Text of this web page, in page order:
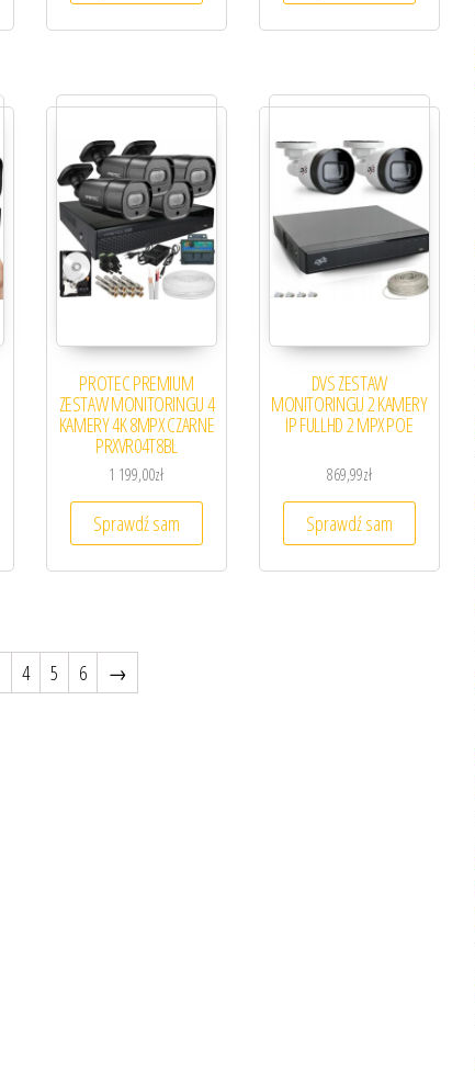
PROTEC PREMIUM
ZESTAW MONITORINGU 4
KAMERY 4K 8MPX CZARNE
PRXVR04T8BL
1 199,00zł
Sprawdź sam
DVS ZESTAW
MONITORINGU 2 KAMERY
IP FULLHD 2 MPX POE
869,99zł
Sprawdź sam
4 5 6 →